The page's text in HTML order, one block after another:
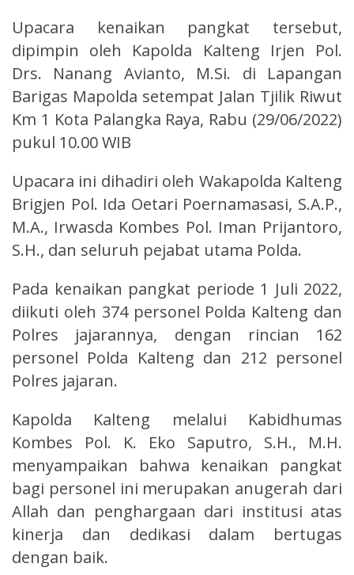
Upacara kenaikan pangkat tersebut,
dipimpin oleh Kapolda Kalteng Irjen Pol.
Drs. Nanang Avianto, M.Si. di Lapangan
Barigas Mapolda setempat Jalan Tjilik Riwut
Km 1 Kota Palangka Raya, Rabu (29/06/2022)
pukul 10.00 WIB
Upacara ini dihadiri oleh Wakapolda Kalteng
Brigjen Pol. Ida Oetari Poernamasasi, S.A.P.,
M.A., Irwasda Kombes Pol. Iman Prijantoro,
S.H., dan seluruh pejabat utama Polda.
Pada kenaikan pangkat periode 1 Juli 2022,
diikuti oleh 374 personel Polda Kalteng dan
Polres jajarannya, dengan rincian 162
personel Polda Kalteng dan 212 personel
Polres jajaran.
Kapolda Kalteng melalui Kabidhumas
Kombes Pol. K. Eko Saputro, S.H., M.H.
menyampaikan bahwa kenaikan pangkat
bagi personel ini merupakan anugerah dari
Allah dan penghargaan dari institusi atas
kinerja dan dedikasi dalam bertugas
dengan baik.